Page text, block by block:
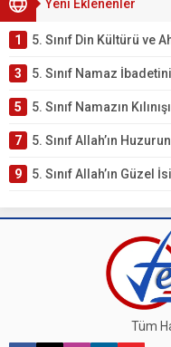
Yeni Eklenenler
1 5. Sınıf Din Kültürü ve Ahlak Bilgisi 2. Ünite: Namaz İbadeti
3 5. Sınıf Namaz İbadetinin Getirdiği
5 5. Sınıf Namazın Kılınışı Testi –
7 5. Sınıf Allah’ın Huzurunda Olmak – Namaz
9 5. Sınıf Allah’ın Güzel İsimleri Testi –
Tüm